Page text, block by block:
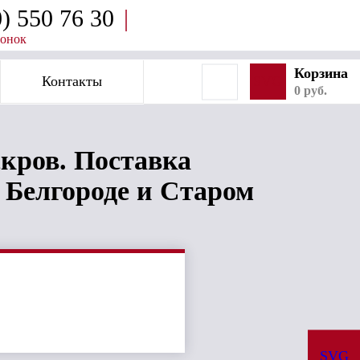
550 76 30 |
Контакты Корзина
0 руб.
Поставка
и Старом
SVG